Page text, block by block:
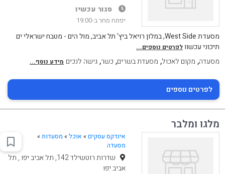
סגור עכשיו
יפתח מחר ב-19:00
מסעדת West Side, במלון רויאל ביץ' תל אביב, מול הים - מטבח ישראלי ים
תיכוני עכשוולפרטים נוספים...
מסעדה, מקום לאכול, מסעדת בשרים, כשר,גישה לנכים מידע נוסף...
לפרטים נוספים
מלגו ומלבר
אינדקס עסקים » אוכל» מסעדות»
מסעדה
שדרות רוטשילד 142, תל אביב יפו , תל
אביב יפו